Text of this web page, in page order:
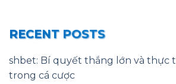
RECENT POSTS
shbet: Bí quyết thắng lớn và thực
trong cá cược